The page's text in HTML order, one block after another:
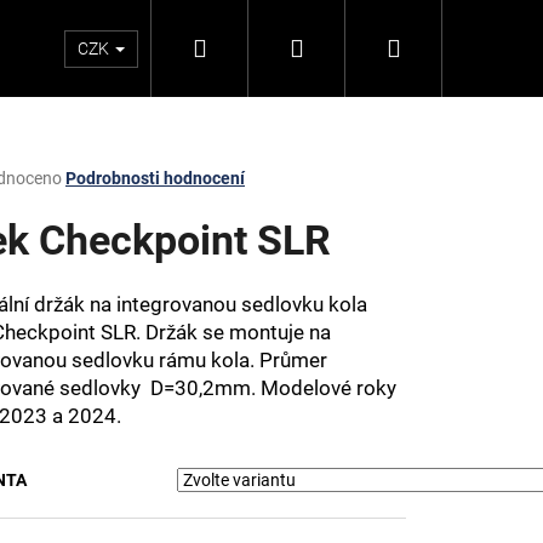
CZK Hledat PřihlášeníNákupní
Podrobnosti hodnocení
Checkpoint SLR
držák na integrovanou sedlovku kola
SLR. Držák se montuje na
sedlovku rámu kola. Průmer
sedlovky D=30,2mm. Modelové roky
a 2024.
Následující